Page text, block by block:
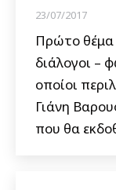
23/07/2017
Πρώτο θέμα
διάλογοι –
οποίοι
Γιάνη
που θα